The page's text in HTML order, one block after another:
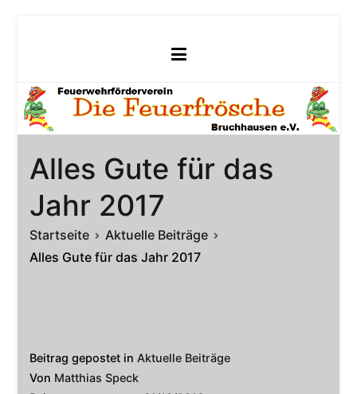
Alles Gute für das
Jahr 2017
Startseite
Aktuelle Beiträge
Alles Gute für das Jahr 2017
Beitrag gepostet inAktuelle Beiträge
Von Matthias Speck